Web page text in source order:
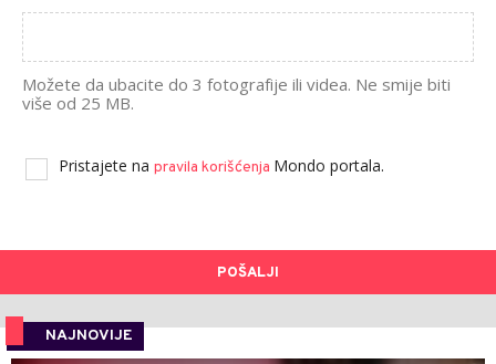
Možete da ubacite do 3 fotografije ili videa. Ne smije biti
više od 25 MB.
Pristajete na pravila korišćenja Mondo portala.
POŠALJI
NAJNOVIJE